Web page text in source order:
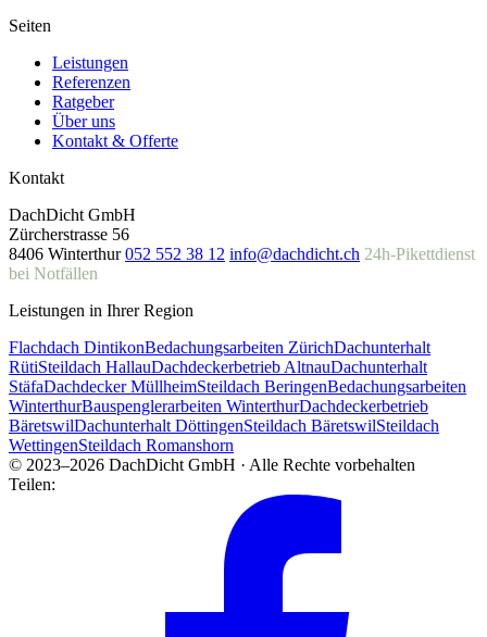
Seiten
Leistungen
Referenzen
Ratgeber
Über uns
Kontakt & Offerte
Kontakt
DachDicht GmbH
Zürcherstrasse 56
8406 Winterthur 052 552 38 12 info@dachdicht.ch 24h-Pikettdienst
bei Notfällen
Leistungen in Ihrer Region
Flachdach DintikonBedachungsarbeiten ZürichDachunterhalt
RütiSteildach HallauDachdeckerbetrieb AltnauDachunterhalt
StäfaDachdecker MüllheimSteildach BeringenBedachungsarbeiten
WinterthurBauspenglerarbeiten WinterthurDachdeckerbetrieb
BäretswilDachunterhalt DöttingenSteildach BäretswilSteildach
WettingenSteildach Romanshorn
© 2023–2026 DachDicht GmbH · Alle Rechte vorbehalten
Teilen: